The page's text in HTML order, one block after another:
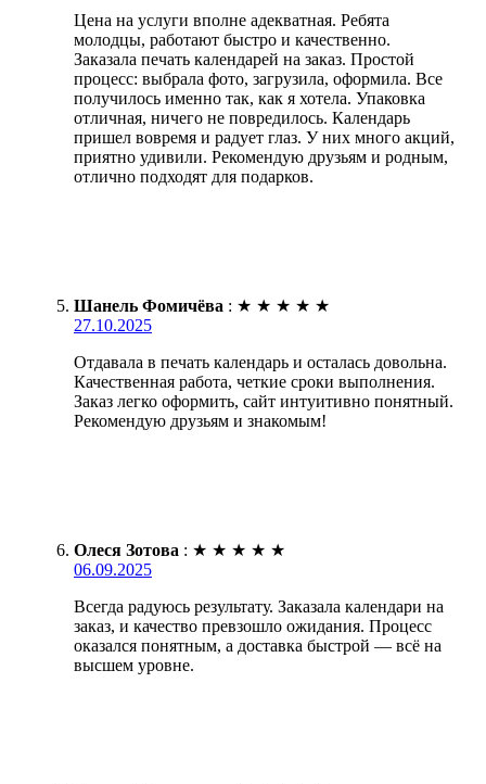
Цена на услуги вполне адекватная. Ребята
молодцы, работают быстро и качественно.
Заказала печать календарей на заказ. Простой
процесс: выбрала фото, загрузила, оформила. Все
получилось именно так, как я хотела. Упаковка
отличная, ничего не повредилось. Календарь
пришел вовремя и радует глаз. У них много акций,
приятно удивили. Рекомендую друзьям и родным,
отлично подходят для подарков.
Шанель Фомичёва : ★ ★ ★ ★ ★
27.10.2025
Отдавала в печать календарь и осталась довольна.
Качественная работа, четкие сроки выполнения.
Заказ легко оформить, сайт интуитивно понятный.
Рекомендую друзьям и знакомым!
Олеся Зотова : ★ ★ ★ ★ ★
06.09.2025
Всегда радуюсь результату. Заказала календари на
заказ, и качество превзошло ожидания. Процесс
оказался понятным, а доставка быстрой — всё на
высшем уровне.